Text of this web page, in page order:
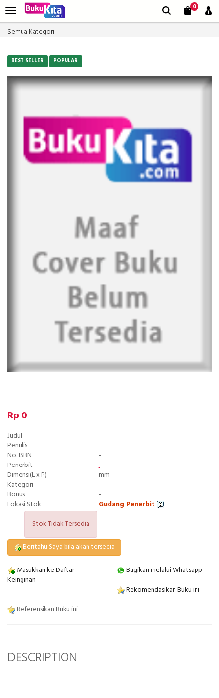
0
Semua Kategori
BEST SELLER POPULAR
Rp 0
Judul
Penulis
No. ISBN
-
Penerbit
Dimensi(L x P)
mm
Kategori
Bonus
-
Lokasi Stok
Gudang Penerbit
Stok Tidak Tersedia
Beritahu Saya bila akan tersedia
Masukkan ke Daftar
Keinginan
Bagikan melalui Whatsapp
Rekomendasikan Buku ini
Referensikan Buku ini
DESCRIPTION